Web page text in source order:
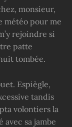
monsieur,
météo pour me
rejoindre si
patte
tombée.
Espiègle,
tandis
volontiers la
avec sa jambe